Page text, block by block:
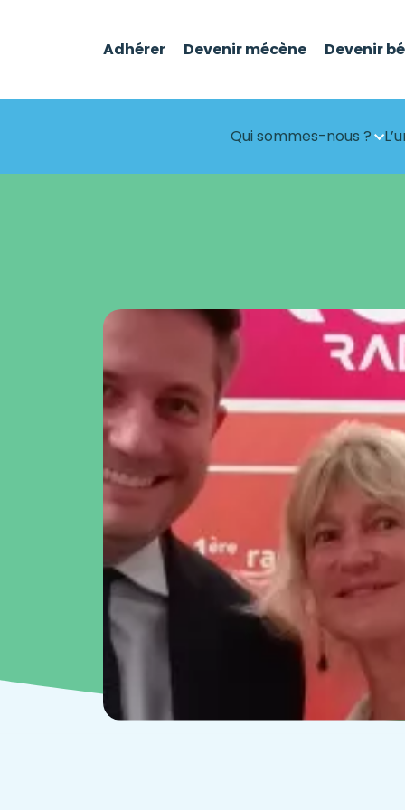
Adhérer Devenir mécène Devenir
Qui sommes-nous ?